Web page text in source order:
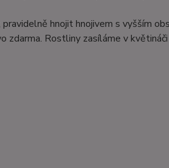
hnojit hnojivem s vyšším
zdarma. Rostliny zasíláme v